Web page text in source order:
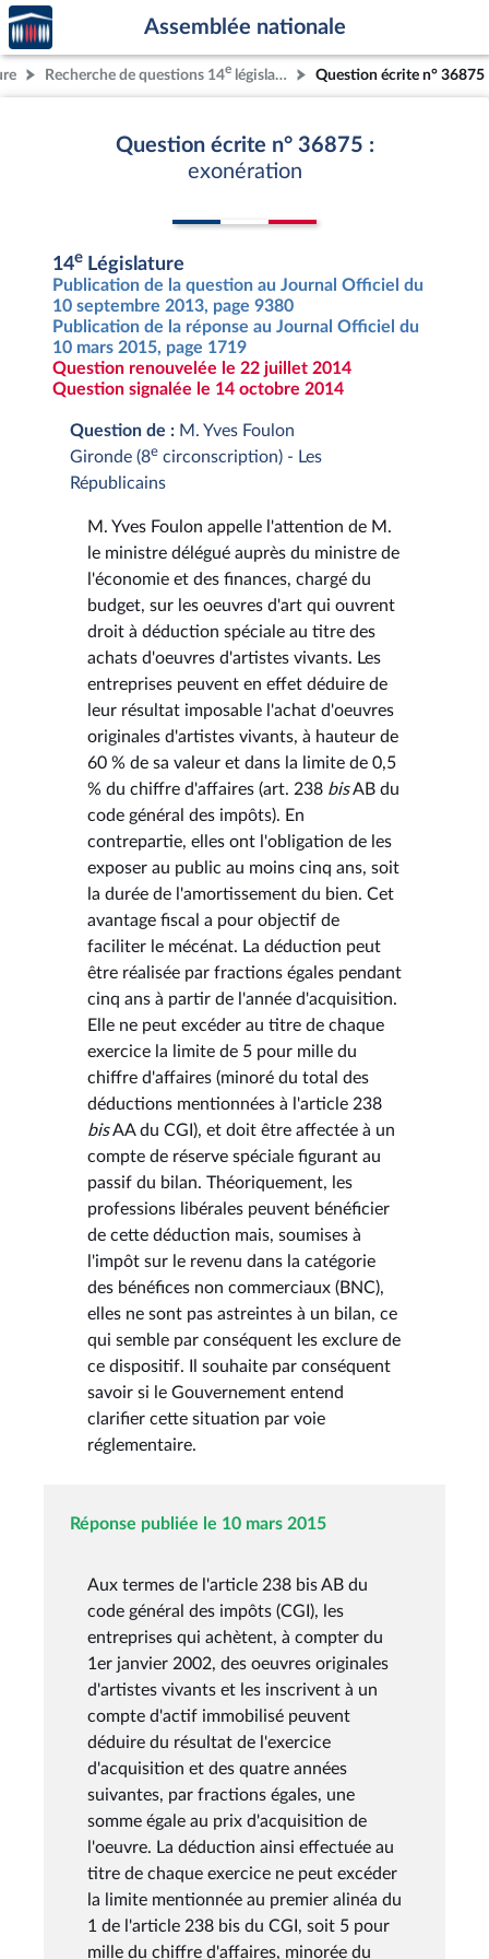
Aller au contenu
Aller en bas de la page
Accèder
à la
page
d'accueil
Assemblée nationale
Recherche de questions 14e législature Question écrite n° 36875
Question écrite n° 36875 :
exonération
14e Législature
Publication de la question au Journal Officiel du
10 septembre 2013, page 9380
Publication de la réponse au Journal Officiel du
10 mars 2015, page 1719
Question renouvelée le 22 juillet 2014
Question signalée le 14 octobre 2014
Question de : M. Yves Foulon
Gironde (8e circonscription) - Les
Républicains
M. Yves Foulon appelle l'attention de M.
le ministre délégué auprès du ministre de
l'économie et des finances, chargé du
budget, sur les oeuvres d'art qui ouvrent
droit à déduction spéciale au titre des
achats d'oeuvres d'artistes vivants. Les
entreprises peuvent en effet déduire de
leur résultat imposable l'achat d'oeuvres
originales d'artistes vivants, à hauteur de
60 % de sa valeur et dans la limite de 0,5
% du chiffre d'affaires (art. 238 bisAB du
code général des impôts). En
contrepartie, elles ont l'obligation de les
exposer au public au moins cinq ans, soit
la durée de l'amortissement du bien. Cet
avantage fiscal a pour objectif de
faciliter le mécénat. La déduction peut
être réalisée par fractions égales pendant
cinq ans à partir de l'année d'acquisition.
Elle ne peut excéder au titre de chaque
exercice la limite de 5 pour mille du
chiffre d'affaires (minoré du total des
déductions mentionnées à l'article 238
bisAA du CGI), et doit être affectée à un
compte de réserve spéciale figurant au
passif du bilan. Théoriquement, les
professions libérales peuvent bénéficier
de cette déduction mais, soumises à
l'impôt sur le revenu dans la catégorie
des bénéfices non commerciaux (BNC),
elles ne sont pas astreintes à un bilan, ce
qui semble par conséquent les exclure de
ce dispositif. Il souhaite par conséquent
savoir si le Gouvernement entend
clarifier cette situation par voie
réglementaire.
Réponse publiée le 10 mars 2015
Aux termes de l'article 238 bis AB du
code général des impôts (CGI), les
entreprises qui achètent, à compter du
1er janvier 2002, des oeuvres originales
d'artistes vivants et les inscrivent à un
compte d'actif immobilisé peuvent
déduire du résultat de l'exercice
d'acquisition et des quatre années
suivantes, par fractions égales, une
somme égale au prix d'acquisition de
l'oeuvre. La déduction ainsi effectuée au
titre de chaque exercice ne peut excéder
la limite mentionnée au premier alinéa du
1 de l'article 238 bis du CGI, soit 5 pour
mille du chiffre d'affaires, minorée du